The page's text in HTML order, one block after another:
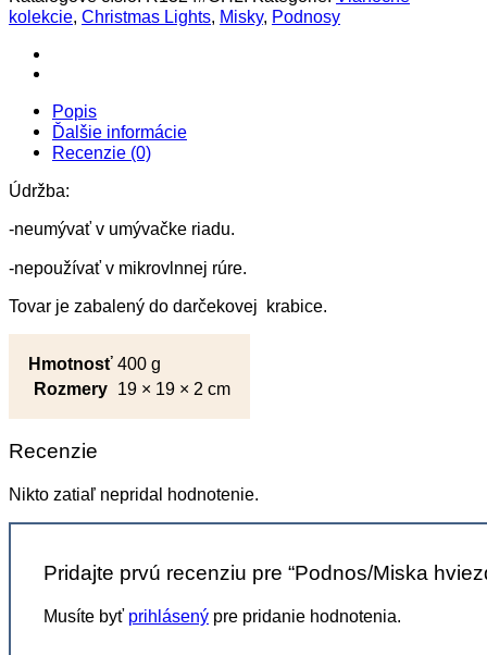
kolekcie, Christmas Lights, Misky, Podnosy
Popis
Ďalšie informácie
Recenzie (0)
Údržba:
-neumývať v umývačke riadu.
-nepoužívať v mikrovlnnej rúre.
Tovar je zabalený do darčekovej krabice.
Hmotnosť 400 g
Rozmery 19 × 19 × 2 cm
Recenzie
Nikto zatiaľ nepridal hodnotenie.
Pridajte prvú recenziu pre “Podnos/Miska
Musíte byť prihlásený pre pridanie hodnotenia.